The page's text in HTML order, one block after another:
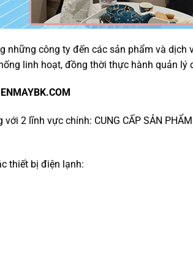
những công ty đến các sản phẩm và dịch
linh hoạt, đồng thời thực hành quản lý
2 lĩnh vực chính: CUNG CẤP SẢN
thiết bị điện lạnh: